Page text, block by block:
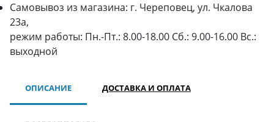
Самовывоз из магазина: г. Череповец, ул. Чкалова
23а,
режим работы: Пн.-Пт.: 8.00-18.00 Сб.: 9.00-16.00 Вс.:
выходной
ОПИСАНИЕ ДОСТАВКА И ОПЛАТА